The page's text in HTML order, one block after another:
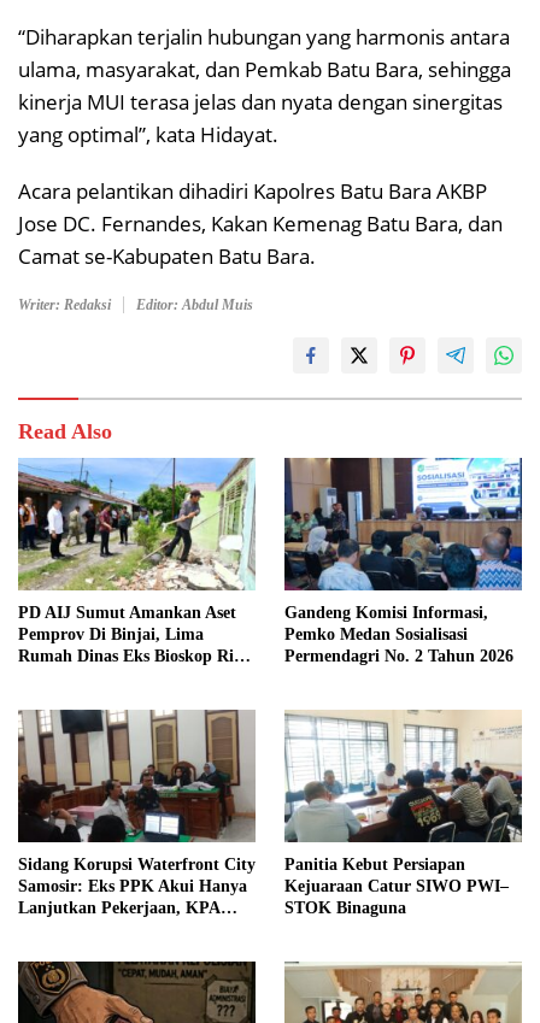
“Diharapkan terjalin hubungan yang harmonis antara
ulama, masyarakat, dan Pemkab Batu Bara, sehingga
kinerja MUI terasa jelas dan nyata dengan sinergitas
yang optimal”, kata Hidayat.
Acara pelantikan dihadiri Kapolres Batu Bara AKBP
Jose DC. Fernandes, Kakan Kemenag Batu Bara, dan
Camat se-Kabupaten Batu Bara.
Writer: Redaksi Editor: Abdul Muis
Read Also
PD AIJ Sumut Amankan Aset
Pemprov Di Binjai, Lima
Rumah Dinas Eks Bioskop Ria
Gandeng Komisi Informasi,
Pemko Medan Sosialisasi
Permendagri No. 2 Tahun 2026
Sidang Korupsi Waterfront City
Samosir: Eks PPK Akui Hanya
Lanjutkan Pekerjaan, KPA
Panitia Kebut Persiapan
Kejuaraan Catur SIWO PWI–
STOK Binaguna